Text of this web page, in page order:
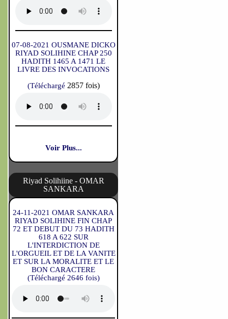
07-08-2021 OUSMANE DICKO
RIYAD SOLIHINE CHAP 250
HADITH 1465 A 1471 LE
LIVRE DES INVOCATIONS
(Téléchargé 2857 fois)
Voir Plus...
Riyad Solihiine - OMAR
SANKARA
24-11-2021 OMAR SANKARA
RIYAD SOLIHINE FIN CHAP
72 ET DEBUT DU 73 HADITH
618 A 622 SUR
L'INTERDICTION DE
L'ORGUEIL ET DE LA VANITE
ET SUR LA MORALITE ET LE
BON CARACTERE
(Téléchargé 2646 fois)